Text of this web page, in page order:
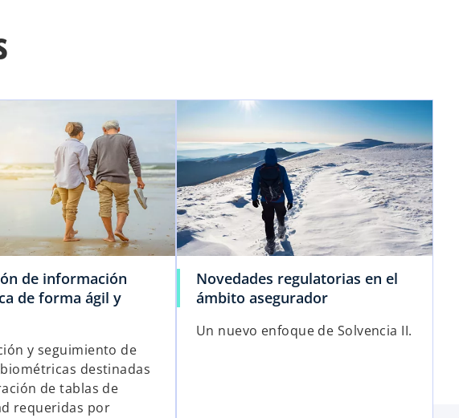
de información
de forma ágil y
y seguimiento de
destinadas
de tablas de
requeridas por
Novedades regulatorias en el
ámbito asegurador
Un nuevo enfoque de Solvencia II.